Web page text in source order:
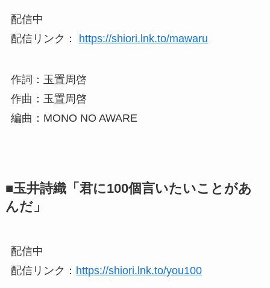
配信中
配信リンク：
https://shiori.lnk.to/mawaru
作詞：玉置周啓
作曲：玉置周啓
編曲：MONO NO AWARE
■玉井詩織「君に100個言いたいことがあ
んだ」
配信中
配信リンク： https://shiori.lnk.to/you100